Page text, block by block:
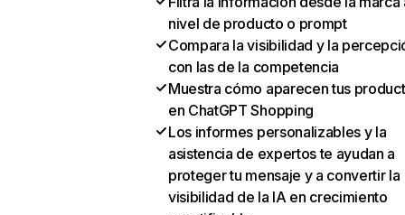
nivel de producto o prompt
Compara la visibilidad y la
con las de la competencia
Muestra cómo aparecen tus
en ChatGPT Shopping
Los informes personalizables y la
asistencia de expertos te ayudan a
proteger tu mensaje y a convertir la
visibilidad de la IA en crecimiento